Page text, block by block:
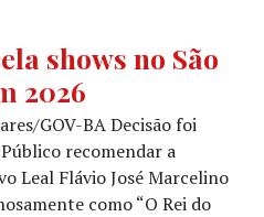
shows no São
2026
GOV-BA Decisão foi
recomendar a
Leal Flávio José Marcelino
como “O Rei do